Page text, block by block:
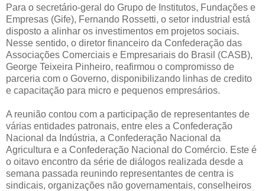
Para o secretário-geral do Grupo de Institutos, Fundações e
Empresas (Gife), Fernando Rossetti, o setor industrial está
disposto a alinhar os investimentos em projetos sociais.
Nesse sentido, o diretor financeiro da Confederação das
Associações Comerciais e Empresariais do Brasil (CASB),
George Teixeira Pinheiro, reafirmou o compromisso de
parceria com o Governo, disponibilizando linhas de credito
e capacitação para micro e pequenos empresários.
A reunião contou com a participação de representantes de
várias entidades patronais, entre eles a Confederação
Nacional da Indústria, a Confederação Nacional da
Agricultura e a Confederação Nacional do Comércio. Este é
o oitavo encontro da série de diálogos realizada desde a
semana passada reunindo representantes de centra is
sindicais, organizações não governamentais, conselheiros